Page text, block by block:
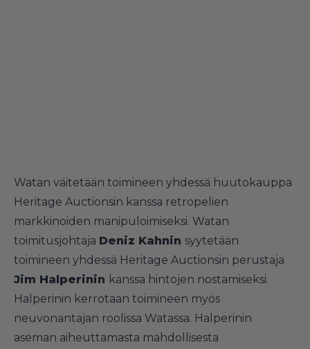
Watan väitetään toimineen yhdessä huutokauppa
Heritage Auctionsin kanssa retropelien
markkinoiden manipuloimiseksi. Watan
toimitusjohtaja Deniz Kahnin syytetään
toimineen yhdessä Heritage Auctionsin perustaja
Jim Halperinin kanssa hintojen nostamiseksi.
Halperinin kerrotaan toimineen myös
neuvonantajan roolissa Watassa. Halperinin
aseman aiheuttamasta mahdollisesta